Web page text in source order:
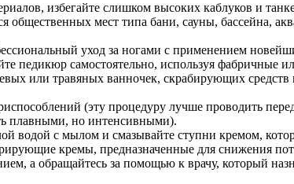
избегайте слишком высоких каблуков и
мест типа бани, сауны, бассейна,
уход за ногами с применением
педикюр самостоятельно, используя фабричные
или травяных ванночек, скрабирующих
(эту процедуру лучше проводить
плавными, но интенсивными).
водой с мылом и смазывайте ступни кремом,
кремы, предназначенные для снижения
а обращайтесь за помощью к врачу, который